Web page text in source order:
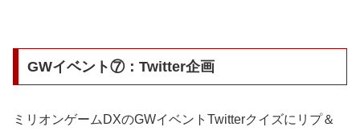
GWイベント⑦：Twitter企画
ミリオンゲームDXのGWイベントTwitterクイズにリプ＆